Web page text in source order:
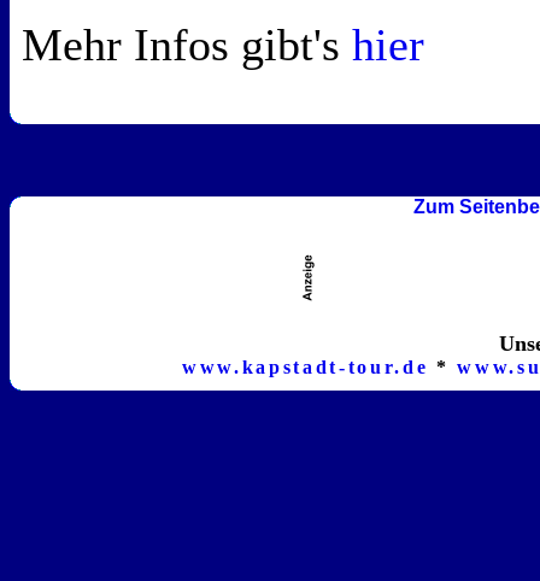
Mehr Infos gibt's hier
Zum
www.kapstadt-tour.de *